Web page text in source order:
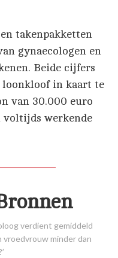
takenpakketten
gynaecologen en
Beide cijfers
loonkloof in kaart te
van 30.000 euro
voltijds werkende
verdient gemiddeld
vroedvrouw minder dan